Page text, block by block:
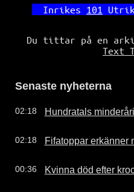
Inrikes 101
Du tittar på en
Text
Senaste nyheterna
02:18 Hundratals
02:18 Fifatoppar erkänner
00:36 Kvinna död efter